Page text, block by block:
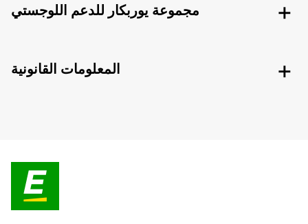
مجموعة يوربكار للدعم اللوجستي
المعلومات القانونية